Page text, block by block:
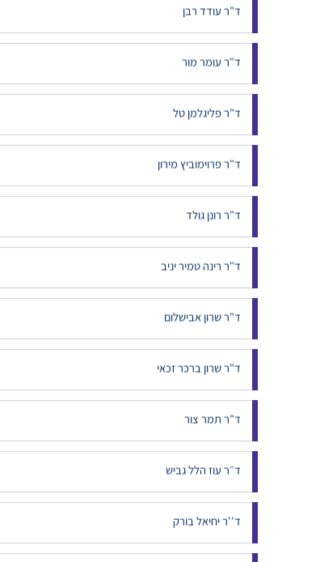
ד"ר משה גילאור
ד"ר סירוטה עידו
ד"ר עודד רבן
ד"ר עומר מור
ד"ר פליגלמן טל
ד"ר פרוימוביץ מירון
ד"ר רונן גולד
ד"ר רינה טמיר יניב
ד"ר שרון אבישלום
ד"ר שרון ברכר זכאי
ד"ר תמר צור